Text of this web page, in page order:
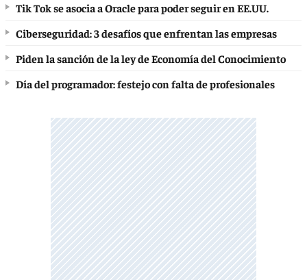
Tik Tok se asocia a Oracle para poder seguir en EE.UU.
Ciberseguridad: 3 desafíos que enfrentan las empresas
Piden la sanción de la ley de Economía del Conocimiento
Día del programador: festejo con falta de profesionales